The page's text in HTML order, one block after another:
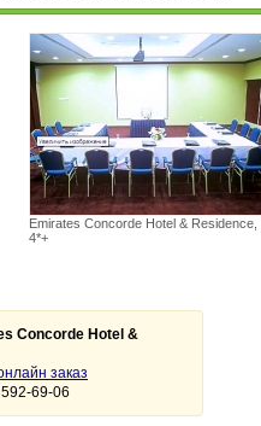
Emirates Concorde Hotel & Residence,
4*+
Concorde Hotel &
заказ
69-06